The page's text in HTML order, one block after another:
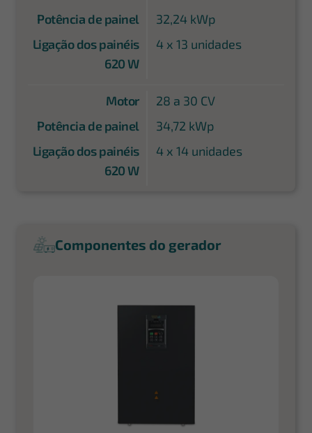
Potência de painel
32,24 kWp
Ligação dos painéis
620 W
4 x 13 unidades
Motor
28 a 30 CV
Potência de painel
34,72 kWp
Ligação dos painéis
620 W
4 x 14 unidades
Componentes do gerador